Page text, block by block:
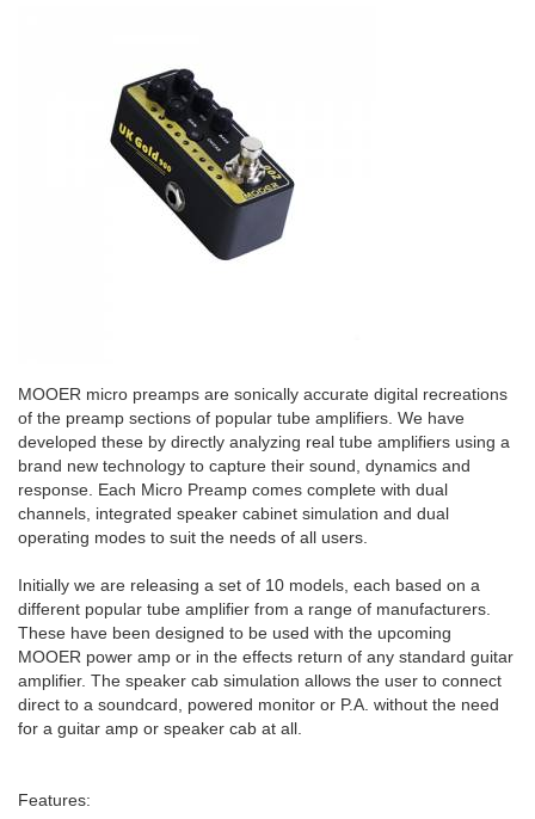
MOOER micro preamps are sonically accurate digital recreations
of the preamp sections of popular tube amplifiers. We have
developed these by directly analyzing real tube amplifiers using a
brand new technology to capture their sound, dynamics and
response. Each Micro Preamp comes complete with dual
channels, integrated speaker cabinet simulation and dual
operating modes to suit the needs of all users.
Initially we are releasing a set of 10 models, each based on a
different popular tube amplifier from a range of manufacturers.
These have been designed to be used with the upcoming
MOOER power amp or in the effects return of any standard guitar
amplifier. The speaker cab simulation allows the user to connect
direct to a soundcard, powered monitor or P.A. without the need
for a guitar amp or speaker cab at all.
Features: